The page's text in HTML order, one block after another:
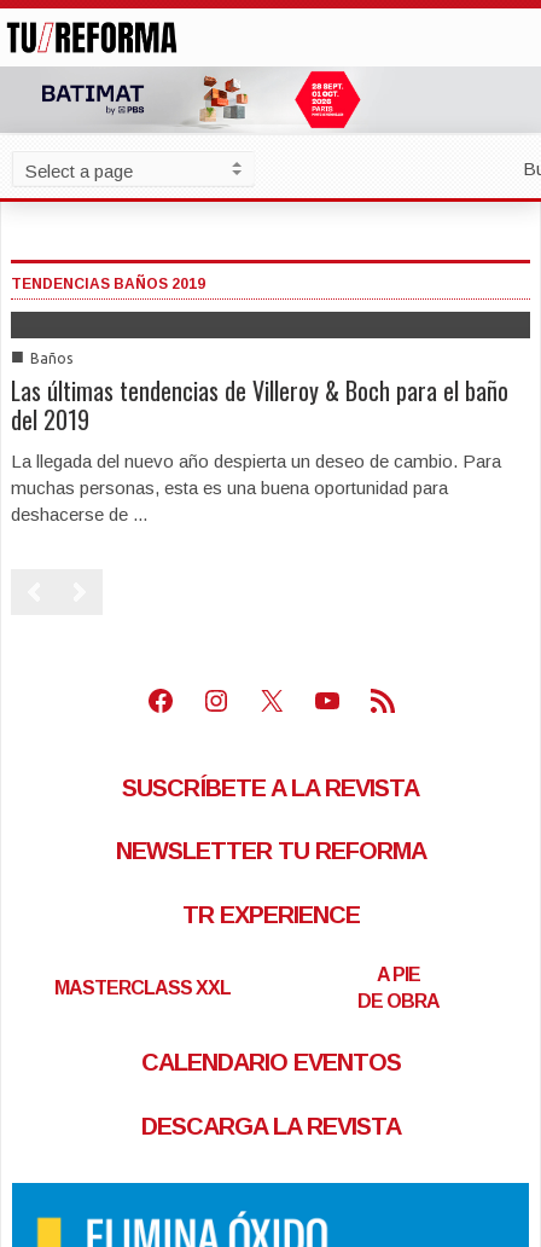
TENDENCIAS BAÑOS 2019
■ Baños
Las últimas tendencias de Villeroy & Boch para el baño
del 2019
La llegada del nuevo año despierta un deseo de cambio. Para
muchas personas, esta es una buena oportunidad para
deshacerse de ...
Facebook
Instagram
X Youtube
Feed RSS
SUSCRÍBETE A LA REVISTA
NEWSLETTER TU REFORMA
TR EXPERIENCE
MASTERCLASS XXL
A PIE
DE OBRA
CALENDARIO EVENTOS
DESCARGA LA REVISTA